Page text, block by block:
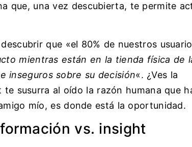
que, una vez descubierta, te permite
que «el 80% de nuestros
mientras están en la tienda física de
inseguros sobre su decisión«. ¿Ves la
susurra al oído la razón humana que
mío, es donde está la oportunidad.
vs. insight